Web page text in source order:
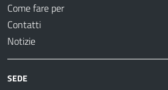
Come fare per
Contatti
Notizie
SEDE